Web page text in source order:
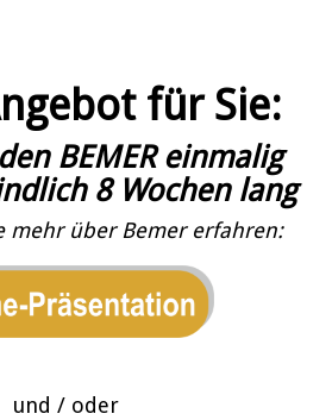
für Sie:
BEMER einmalig
8 Wochen lang
mehr über Bemer erfahren:
und / oder